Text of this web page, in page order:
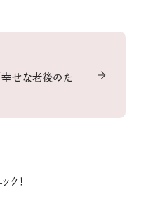
幸せな老後のた
ク！